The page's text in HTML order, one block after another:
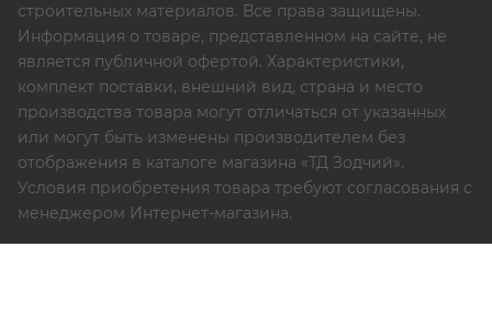
строительных материалов. Все права защищены.
Информация о товаре, представленном на сайте, не
является публичной офертой. Характеристики,
комплект поставки, внешний вид, страна и место
производства товара могут отличаться от указанных
или могут быть изменены производителем без
отображения в каталоге магазина «ТД Зодчий».
Условия приобретения товара требуют согласования с
менеджером Интернет-магазина.